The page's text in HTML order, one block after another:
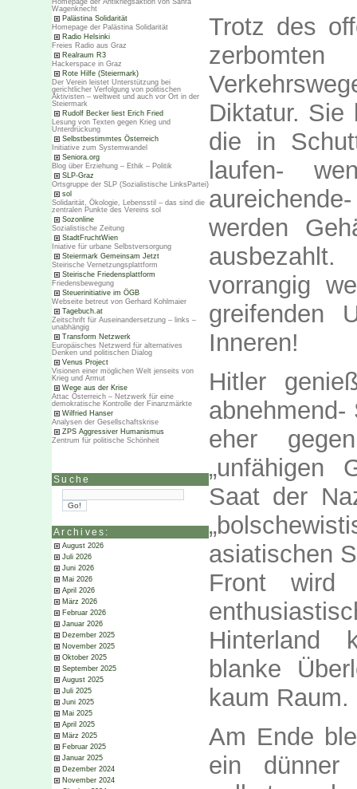
Homepage der Antikriegsaktion von Sahra
Wagenknecht
Palästina Solidarität
Homepage der Palästina Solidarität
Radio Helsinki
Freies Radio aus Graz
Realraum R3
Hackerspace in Graz
Rote Hilfe (Steiermark)
Der Verein leistet Unterstützung bei
gerichtlicher Verfolgung von politischen
Aktivisten – weltweit und auch vor Ort in der
Steiermark
Rudolf Becker liest Erich Fried
Lesung von Texten gegen Krieg und
Unterdrückung
Selbstbestimmtes Österreich
Initiative zum Systemwandel
Seniora.org
Blog über Erziehung – Ethik – Politik
SLP-Graz
Ortsgruppe der SLP (Sozialistische LinksPartei)
sol
Solidarität, Ökologie, Lebensstil – das sind die
zentralen Punkte des Vereins sol
Sozonline
Sozialistische Zeitung
StadtFruchtWien
Iniative für urbane Selbstversorgung
Steiermark Gemeinsam Jetzt
Steirische Vernetzungsplattform
Steirische Friedensplattform
Friedensbewegung
Steuerinitiative im ÖGB
Webseite betreut von Gerhard Kohlmaier
Tagebuch.at
Zeitschrift für Auseinandersetzung – links –
unabhängig
Transform Netzwerk
Europäisches Netzwerd für alternatives
Denken und politischen Dialog
Venus Project
Visionen einer möglichen Welt jenseits von
Krieg und Armut
Wege aus der Krise
Attac Österreich – Netzwerk für eine
demokratische Kontrolle der Finanzmärkte
Wilfried Hanser
Analysen der Gesellschaftskrise
ZPS Aggressiver Humanismus
Zentrum für politische Schönheit
Suche
Archives:
August 2026
Juli 2026
Juni 2026
Mai 2026
April 2026
März 2026
Februar 2026
Januar 2026
Dezember 2025
November 2025
Oktober 2025
September 2025
August 2025
Juli 2025
Juni 2025
Mai 2025
April 2025
März 2025
Februar 2025
Januar 2025
Dezember 2024
November 2024
Trotz des
zerbomten
Diktatur.
die in
laufen-
werden
vorrangig
greifenden
Inneren!
Hitler
eher
„unfähigen
Saat der
asiatischen
Front wird
Hinterland
blanke
kaum Raum.
Am Ende
ein dünner